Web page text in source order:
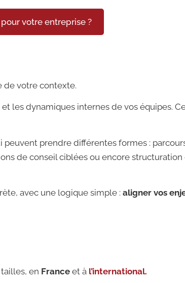
votre entreprise ?
de votre contexte.
les dynamiques internes de vos équipes.
prendre différentes formes :
de conseil ciblées ou encore
avec une logique simple : aligner vos
en France et à l’international.